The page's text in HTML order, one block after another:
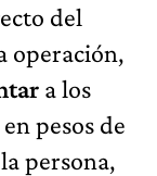
del
operación,
a los
pesos de
persona,